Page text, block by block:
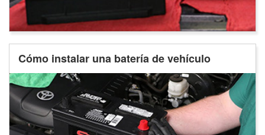
Cómo instalar una batería de vehículo